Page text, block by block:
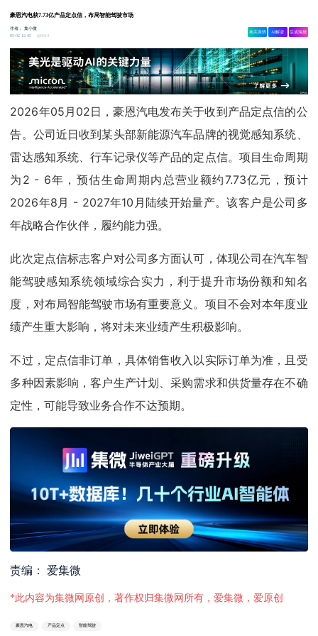
豪恩汽电获7.73亿产品定点信，布局智能驾驶市场
作者：集小微
05-02 12:45
9614
相关舆情 AI解读 生成海报
2026年05月02日，豪恩汽电发布关于收到产品定点信的公
告。公司近日收到某头部新能源汽车品牌的视觉感知系统、
雷达感知系统、行车记录仪等产品的定点信。项目生命周期
为2 - 6年，预估生命周期内总营业额约7.73亿元，预计
2026年8月 - 2027年10月陆续开始量产。该客户是公司多
年战略合作伙伴，履约能力强。
此次定点信标志客户对公司多方面认可，体现公司在汽车智
能驾驶感知系统领域综合实力，利于提升市场份额和知名
度，对布局智能驾驶市场有重要意义。项目不会对本年度业
绩产生重大影响，将对未来业绩产生积极影响。
不过，定点信非订单，具体销售收入以实际订单为准，且受
多种因素影响，客户生产计划、采购需求和供货量存在不确
定性，可能导致业务合作不达预期。
责编： 爱集微
*此内容为集微网原创，著作权归集微网所有，爱集微，爱原创
豪恩汽电 产品定点 智能驾驶